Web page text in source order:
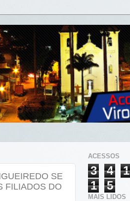
SE
FILIADOS DO
ACESSOS
3 4 1
1
5
MAIS LIDOS